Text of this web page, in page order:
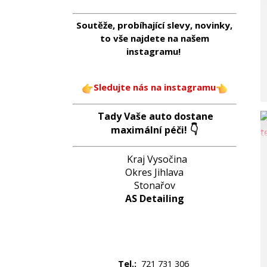
Soutěže, probíhající slevy, novinky,
to vše najdete na našem
instagramu!
Sledujte nás na instagramu
Tady Vaše auto dostane
maximální péči! 👇
Kraj Vysočina
Okres Jihlava
Stonařov
AS Detailing
Tel.: 721 731 306